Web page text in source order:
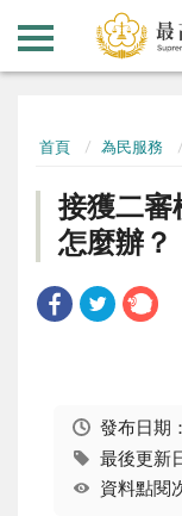
首頁 為民服務
接獲二審
怎麼辦？
發布日期
最後更新
資料點閱